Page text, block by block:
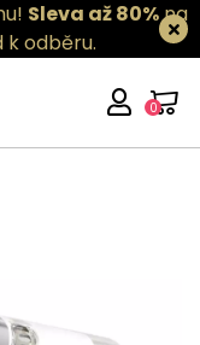
Sleva až 80%na
k odběru.
0